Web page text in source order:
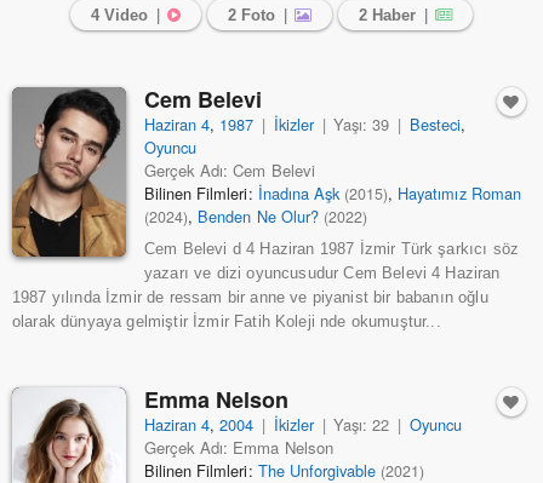
4 Video 2 Foto 2 Haber
Cem Belevi
Haziran 4, 1987 | İkizler | Yaşı: 39 | Besteci,
Oyuncu
Gerçek Adı: Cem Belevi
Bilinen Filmleri: İnadına Aşk (2015), Hayatımız Roman
(2024), Benden Ne Olur? (2022)
Cem Belevi d 4 Haziran 1987 İzmir Türk şarkıcı söz
yazarı ve dizi oyuncusudur Cem Belevi 4 Haziran
1987 yılında İzmir de ressam bir anne ve piyanist bir babanın oğlu
olarak dünyaya gelmiştir İzmir Fatih Koleji nde okumuştur...
Emma Nelson
Haziran 4,2004 | İkizler | Yaşı: 22 | Oyuncu
Gerçek Adı: Emma Nelson
Bilinen Filmleri: The Unforgivable (2021)